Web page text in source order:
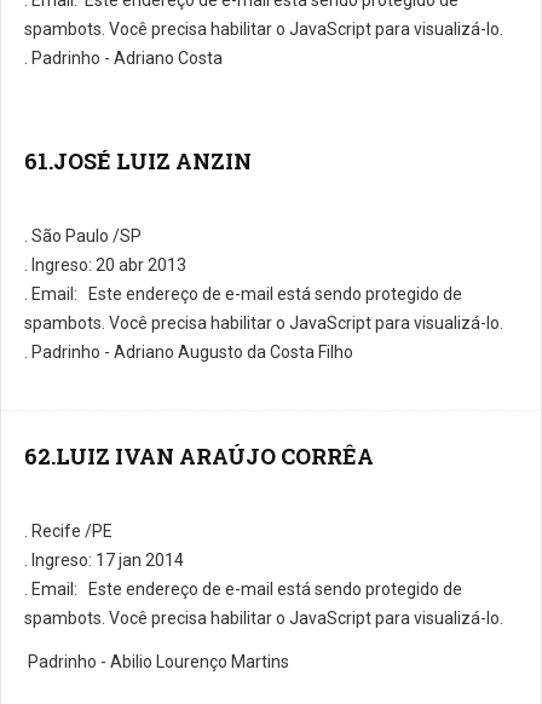
spambots. Você precisa habilitar o JavaScript para visualizá-lo.
. Padrinho - Adriano Costa
61.JOSÉ LUIZ ANZIN
. São Paulo /SP
. Ingreso: 20 abr 2013
. E­mail:
Este endereço de e-mail está sendo protegido de
spambots. Você precisa habilitar o JavaScript para visualizá-lo.
. Padrinho - Adriano Augusto da Costa Filho
62.LUIZ IVAN ARAÚJO CORRÊA
. Recife /PE
. Ingreso: 17 jan 2014
. E­mail:
Este endereço de e-mail está sendo protegido de
spambots. Você precisa habilitar o JavaScript para visualizá-lo.
Padrinho - Abilio Lourenço Martins